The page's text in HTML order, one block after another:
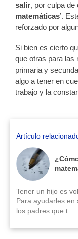
salir, por culpa de
matemáticas’.
reforzado por
Si bien es cierto
que otras para las
primaria y
algo a tener en
trabajo y la
Artículo
Tener un hijo es
Para ayudarles en
los padres que t...